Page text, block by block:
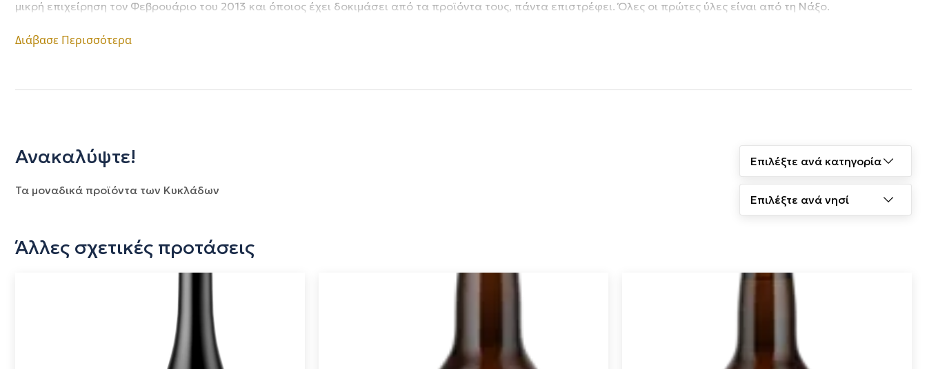
μικρή επιχείρηση τον Φεβρουάριο του 2013 και όποιος έχει δοκιμάσει από τα προϊόντα τους, πάντα επιστρέφει. Όλες οι πρώτες ύλες είναι από τη Νάξο.
Διάβασε Περισσότερα
Ανακαλύψτε!
Τα μοναδικά προϊόντα των Κυκλάδων
Άλλες σχετικές προτάσεις